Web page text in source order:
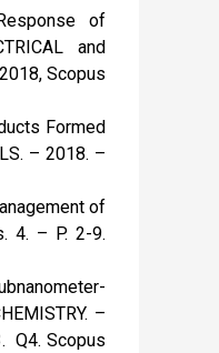
of
and
Scopus
Formed
– 2018. –
of
4. – P. 2-9.
–
Q4. Scopus